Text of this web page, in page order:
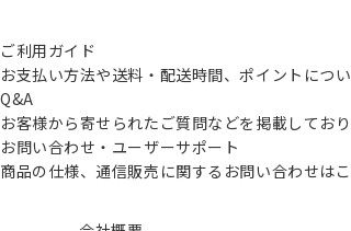
ご利用ガイド
お支払い方法や送料・配送時間、ポイントにつ
Q&A
お客様から寄せられたご質問などを掲載しており
お問い合わせ・ユーザーサポート
商品の仕様、通信販売に関するお問い合わせはこ